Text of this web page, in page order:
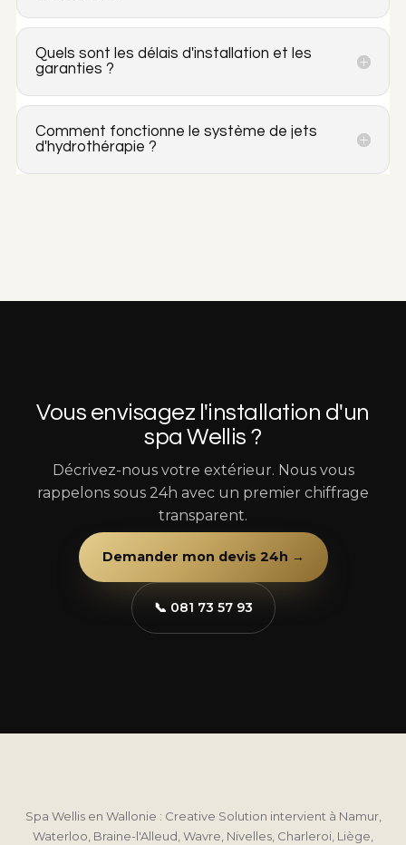
Quels sont les délais d'installation et les
garanties ?
Comment fonctionne le système de jets
d'hydrothérapie ?
Vous envisagez l'installation d'un
spa Wellis ?
Décrivez-nous votre extérieur. Nous vous
rappelons sous 24h avec un premier chiffrage
transparent.
Demander mon devis 24h →
📞 081 73 57 93
Spa Wellis en Wallonie : Creative Solution intervient à Namur,
Waterloo, Braine-l'Alleud, Wavre, Nivelles, Charleroi, Liège,